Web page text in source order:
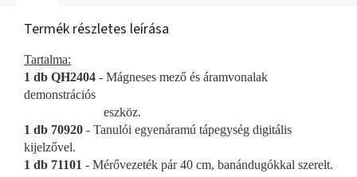
Termék részletes leírása
Tartalma:
1 db QH2404 - Mágneses mező és áramvonalak
demonstrációs
eszköz.
1 db 70920 - Tanulói egyenáramú tápegység digitális
kijelzővel.
1 db 71101 - Mérővezeték pár 40 cm, banándugókkal szerelt.